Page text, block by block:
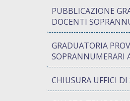
PUBBLICAZIONE
DOCENTI
GRADUATORIA
SOPRANNUMERARI
CHIUSURA UFFICI